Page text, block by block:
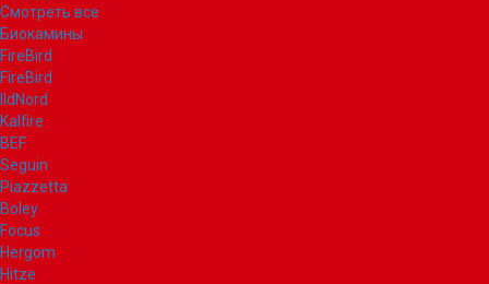
Смотреть все
Биокамины
FireBird
FireBird
IldNord
Kalfire
BEF
Seguin
Piazzetta
Boley
Focus
Hergom
Hitze